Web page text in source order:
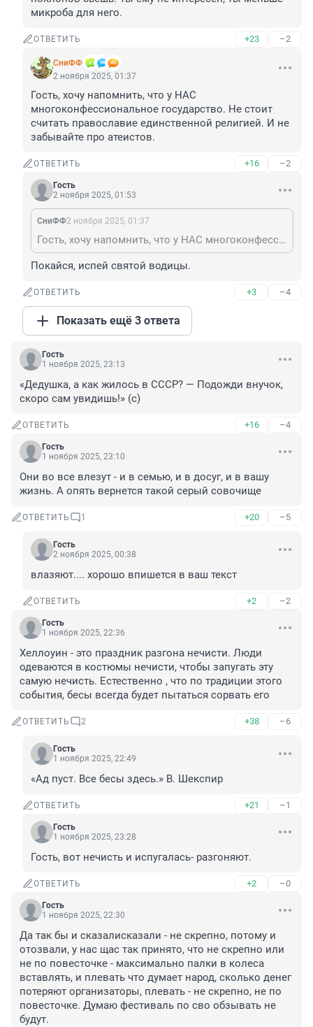
микроба для него.
ОТВЕТИТЬ +23 –2
СниФФ
2 ноября 2025, 01:37
Гость, хочу напомнить, что у НАС
многоконфессиональное государство. Не стоит
считать православие единственной религией. И не
забывайте про атеистов.
ОТВЕТИТЬ +16 –2
Гость
2 ноября 2025, 01:53
СниФФ2 ноября 2025, 01:37
Гость, хочу напомнить, что у НАС многоконфессиональное государство. Не стоит считать православие единственной религией. И не забывайте про атеистов.
Покайся, испей святой водицы.
ОТВЕТИТЬ +3 –4
Показать ещё 3 ответа
Гость
1 ноября 2025, 23:13
«Дедушка, а как жилось в СССР? — Подожди внучок,
скоро сам увидишь!» (с)
ОТВЕТИТЬ +16 –4
Гость
1 ноября 2025, 23:10
Они во все влезут - и в семью, и в досуг, и в вашу
жизнь. А опять вернется такой серый совочище
ОТВЕТИТЬ 1 +20 –5
Гость
2 ноября 2025, 00:38
влазяют.... хорошо впишется в ваш текст
ОТВЕТИТЬ +2 –2
Гость
1 ноября 2025, 22:36
Хеллоуин - это праздник разгона нечисти. Люди
одеваются в костюмы нечисти, чтобы запугать эту
самую нечисть. Естественно , что по традиции этого
события, бесы всегда будет пытаться сорвать его
ОТВЕТИТЬ 2 +38 –6
Гость
1 ноября 2025, 22:49
«Ад пуст. Все бесы здесь.» В. Шекспир
ОТВЕТИТЬ +21 –1
Гость
1 ноября 2025, 23:28
Гость, вот нечисть и испугалась- разгоняют.
ОТВЕТИТЬ +2 –0
Гость
1 ноября 2025, 22:30
Да так бы и сказалисказали - не скрепно, потому и
отозвали, у нас щас так принято, что не скрепно или
не по повесточке - максимально палки в колеса
вставлять, и плевать что думает народ, сколько денег
потеряют организаторы, плевать - не скрепно, не по
повесточке. Думаю фестиваль по сво обзывать не
будут.